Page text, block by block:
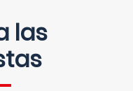
las